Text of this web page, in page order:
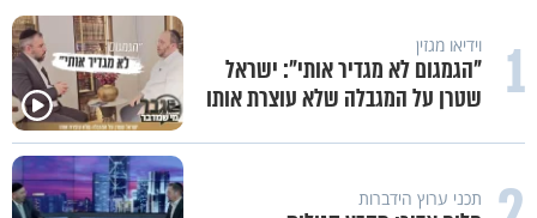
1 וידיאו מגזין
"הגמגום לא מגדיר אותי": ישראל
שטרן על המגבלה שלא עוצרת אותו
תכני ערוץ הידברות